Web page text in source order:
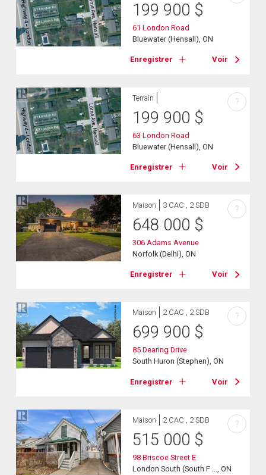
199 900 $
61 London Road
Bluewater (Hensall), ON
Enregistrer Voir
Terrain
199 900 $
63 London Road
Bluewater (Hensall), ON
Enregistrer Voir
?
Maison 3 CAC , 2 SDB
648 000 $
306 Adams Avenue
Norfolk (Delhi), ON
Enregistrer Voir
?
Maison 2 CAC , 2 SDB
699 900 $
85 Dearing Drive
South Huron (Stephen), ON
Enregistrer Voir
?
Maison 2 CAC , 2 SDB
515 000 $
98 Briscoe Street E
London South (South F ..., ON
?